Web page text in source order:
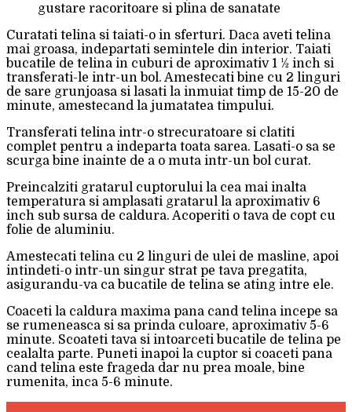
Curatati telina si taiati-o in sferturi. Daca aveti telina
mai groasa, indepartati semintele din interior. Taiati
bucatile de telina in cuburi de aproximativ 1 1⁄2 inch si
transferati-le intr-un bol. Amestecati bine cu 2 linguri
de sare grunjoasa si lasati la inmuiat timp de 15-20 de
minute, amestecand la jumatatea timpului.
Transferati telina intr-o strecuratoare si clatiti
complet pentru a indeparta toata sarea. Lasati-o sa se
scurga bine inainte de a o muta intr-un bol curat.
Preincalziti gratarul cuptorului la cea mai inalta
temperatura si amplasati gratarul la aproximativ 6
inch sub sursa de caldura. Acoperiti o tava de copt cu
folie de aluminiu.
Amestecati telina cu 2 linguri de ulei de masline, apoi
intindeti-o intr-un singur strat pe tava pregatita,
asigurandu-va ca bucatile de telina se ating intre ele.
Coaceti la caldura maxima pana cand telina incepe sa
se rumeneasca si sa prinda culoare, aproximativ 5-6
minute. Scoateti tava si intoarceti bucatile de telina pe
cealalta parte. Puneti inapoi la cuptor si coaceti pana
cand telina este frageda dar nu prea moale, bine
rumenita, inca 5-6 minute.